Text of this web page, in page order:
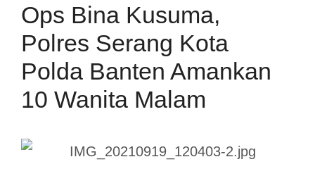
Ops Bina Kusuma,
Polres Serang Kota
Polda Banten Amankan
10 Wanita Malam